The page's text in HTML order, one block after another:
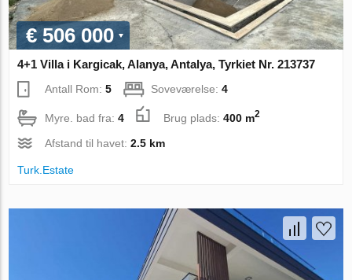
€ 506 000
4+1 Villa i Kargicak, Alanya, Antalya, Tyrkiet Nr. 213737
Antall Rom:5 Soveværelse:4
Myre. bad fra:4 Brug plads:400 m2
Afstand til havet:2.5 km
Turk.Estate